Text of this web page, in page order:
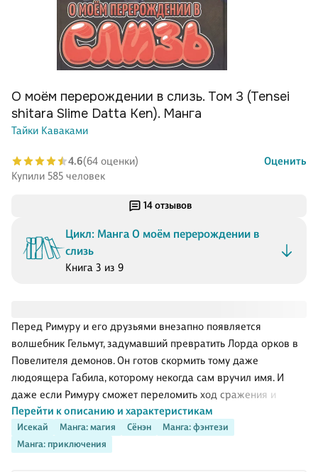
14 отзывов
Цикл: Манга О моём перерождении в
слизь
Книга 3 из 9
Исекай Манга: магия Сёнэн
Манга: фэнтези
Манга: приключения
Перед Римуру и его друзьями внезапно появляется
волшебник Гельмут, задумавший превратить Лорда орков в
Повелителя демонов. Он готов скормить тому даже
людоящера Габила, которому некогда сам вручил имя. И
даже если Римуру сможет переломить ход сражения и
объединить вокруг себя множество обитателей леса Дзюра,
перед ним встанут новые проблемы — ведь своими делами
он привлечёт внимание сильных мира сего, включая короля
Перейти к описанию и характеристикам
О моём перерождении в слизь. Том 3 (Tensei
shitara Slime Datta Ken). Манга
Тайки Каваками
4.6(64 оценки)
Оценить
Купили 585 человек